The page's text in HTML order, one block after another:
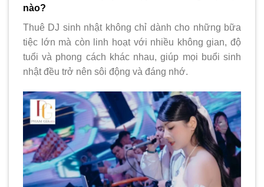
nào?
Thuê DJ sinh nhật không chỉ dành cho những bữa
tiệc lớn mà còn linh hoạt với nhiều không gian, độ
tuổi và phong cách khác nhau, giúp mọi buổi sinh
nhật đều trở nên sôi động và đáng nhớ.